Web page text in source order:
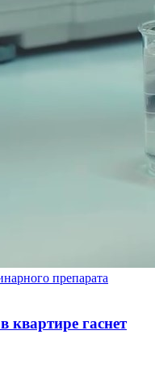
препарата
квартире гаснет